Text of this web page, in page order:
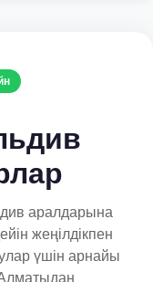
аралдарына
жеңілдікпен
үшін арнайы